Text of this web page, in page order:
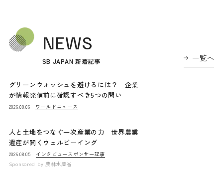
NEWS
SB JAPAN 新着記事 一覧へ
グリーンウォッシュを避けるには？ 企業
が情報発信前に確認すべき5つの問い
2026.08.06 ワールドニュース
人と土地をつなぐ一次産業の力 世界農業
遺産が開くウェルビーイング
2026.08.05 インタビュー スポンサー記事
Sponsored by 農林水産省